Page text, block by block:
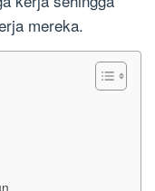
mereka.